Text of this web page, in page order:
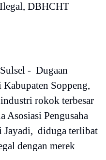
DBHCHT
- Dugaan
Soppeng,
rokok terbesar
Asosiasi Pengusaha
diduga terlibat
dengan merek